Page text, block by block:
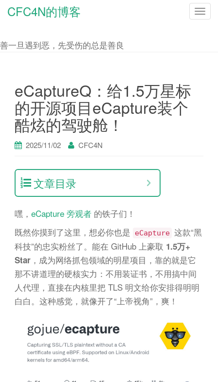
T
CFC4N的博客
善一旦遇到恶，先受伤的总是善良
eCaptureQ：给1.5万星标
的开源项目eCapture装个
酷炫的驾驶舱！
2025/11/02 CFC4N
文章目录
嘿， eCapture 旁观者 的铁子们！
既然你摸到了这里，想必你也是
eCapture 这款“黑
科技”的忠实粉丝了。能在 GitHub 上豪取 1.5万+
Star ，成为网络抓包领域的明星项目，靠的就是它
那不讲道理的硬核实力：不用装证书，不用搞中间
人代理，直接在内核里把 TLS 明文给你安排得明明
白白。这种感觉，就像开了“上帝视角”，爽！